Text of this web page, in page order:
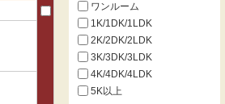
ワンルーム
1K/1DK/1LDK
2K/2DK/2LDK
3K/3DK/3LDK
4K/4DK/4LDK
5K以上